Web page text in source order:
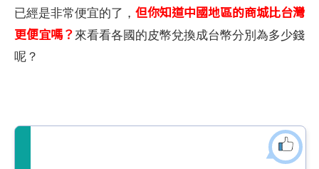
已經是非常便宜的了， 但你知道中國地區的商城比台灣
更便宜嗎？來看看各國的皮幣兌換成台幣分別為多少錢
呢？